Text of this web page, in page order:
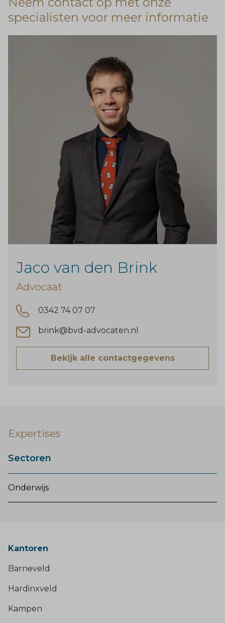
specialisten voor meer informatie
Jaco van den Brink
Advocaat
0342 74 07 07
brink@bvd-advocaten.nl
Bekijk alle contactgegevens
Expertises
Sectoren
Onderwijs
Kantoren
Barneveld
Hardinxveld
Kampen